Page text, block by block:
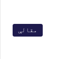
مقالې